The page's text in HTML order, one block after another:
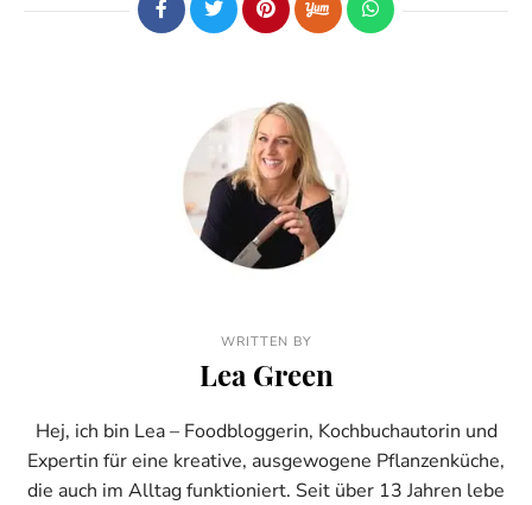
WRITTEN BY
Lea Green
Hej, ich bin Lea – Foodbloggerin, Kochbuchautorin und
Expertin für eine kreative, ausgewogene Pflanzenküche,
die auch im Alltag funktioniert. Seit über 13 Jahren lebe